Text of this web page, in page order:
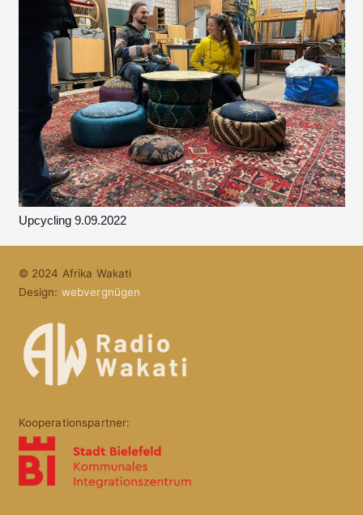
Upcycling 9.09.2022
© 2024 Afrika Wakati
Design: webvergnügen
Kooperationspartner: